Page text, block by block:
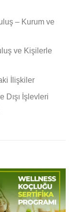
– Kurum ve
ve Kişilerle
İlişkiler
Dışı İşlevleri